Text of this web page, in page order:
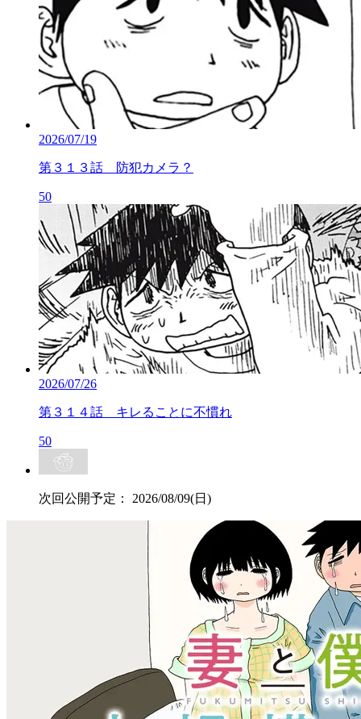
2026/07/19
第３１３話 防犯カメラ？
50
2026/07/26
第３１４話 キレることに不慣れ
50
次回公開予定： 2026/08/09(日)